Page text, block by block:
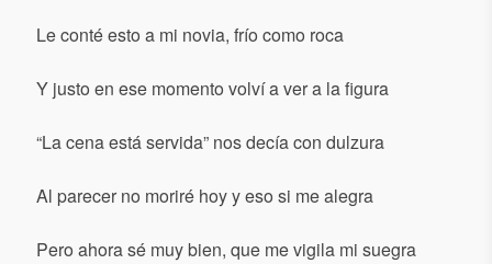
Le conté esto a mi novia, frío como roca
Y justo en ese momento volví a ver a la figura
“La cena está servida” nos decía con dulzura
Al parecer no moriré hoy y eso si me alegra
Pero ahora sé muy bien, que me vigila mi suegra